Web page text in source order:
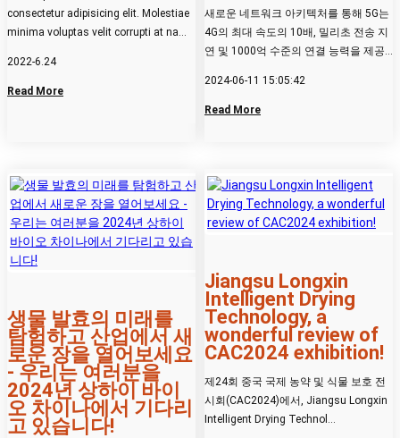
consectetur adipisicing elit. Molestiae
minima voluptas velit corrupti at nam
reprehenderit, consequuntur,
2022-6.24
Read More
새로운 네트워크 아키텍처를 통해 5G는
4G의 최대 속도의 10배, 밀리초 전송 지
연 및 1000억 수준의 연결 능력을 제공
2024-06-11 15:05:42
Read More
생물 발효의 미래를
탐험하고 산업에서 새
로운 장을 열어보세요
- 우리는 여러분을
2024년 상하이 바이
오 차이나에서 기다리
고 있습니다!
Jiangsu Longxin
Intelligent Drying
Technology, a
wonderful review of
CAC2024 exhibition!
제24회 중국 국제 농약 및 식물 보호 전
시회(CAC2024)에서, Jiangsu Longxin
Intelligent Drying Technol...